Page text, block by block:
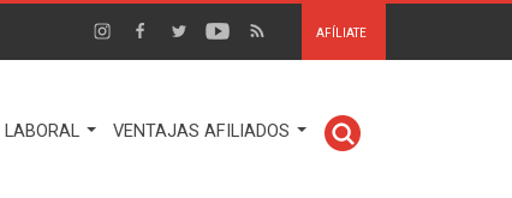
AFÍLIATE
LABORAL VENTAJAS AFILIADOS